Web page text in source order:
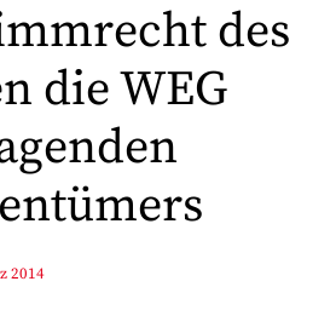
des
die WEG
2014